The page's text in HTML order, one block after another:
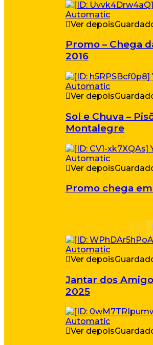
Ver depois
Promo – Chega
2016
Ver depois
Sol e Chuva –
Montalegre
Ver depois
Promo chega
Ver depois
Jantar dos
2025
Ver depois